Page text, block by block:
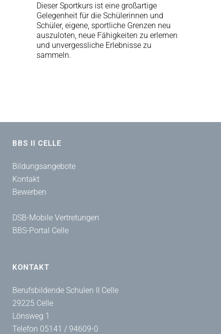
Dieser Sportkurs ist eine großartige
Gelegenheit für die Schülerinnen und
Schüler, eigene, sportliche Grenzen neu
auszuloten, neue Fähigkeiten zu erlernen
und unvergessliche Erlebnisse zu
sammeln.
BBS II CELLE
Bildungsangebote
Kontakt
Bewerben
DSB-Mobile Vertretungen
BBS-Portal Celle
KONTAKT
Berufsbildende Schulen II Celle
29225 Celle
Lönsweg 1
Telefon 05141 / 94609-0